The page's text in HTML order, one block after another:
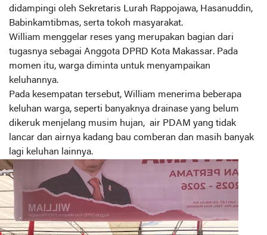
didampingi oleh Sekretaris Lurah Rappojawa, Hasanuddin,
Babinkamtibmas, serta tokoh masyarakat.
William menggelar reses yang merupakan bagian dari
tugasnya sebagai Anggota DPRD Kota Makassar. Pada
momen itu, warga diminta untuk menyampaikan
keluhannya.
Pada kesempatan tersebut, William menerima beberapa
keluhan warga, seperti banyaknya drainase yang belum
dikeruk menjelang musim hujan, air PDAM yang tidak
lancar dan airnya kadang bau comberan dan masih banyak
lagi keluhan lainnya.